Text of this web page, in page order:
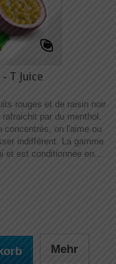
T Juice
rouges et de raisin noir
par du menthol.
concentrés, on l'aime ou
indifférent. La gamme
et est conditionnée en...
Mehr